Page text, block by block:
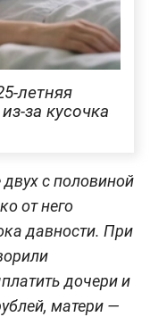
летняя
за кусочка
с половиной
от него
давности. При
дочери и
матери —